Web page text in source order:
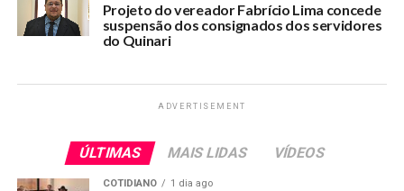
Projeto do vereador Fabrício Lima concede
suspensão dos consignados dos servidores
do Quinari
ADVERTISEMENT
ÚLTIMAS MAIS LIDAS VÍDEOS
COTIDIANO 1 dia ago